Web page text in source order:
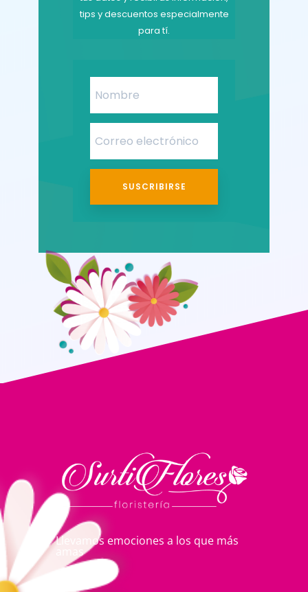
tips y descuentos especialmente
para tí.
SUSCRIBIRSE
Llevamos emociones a los que más
amas